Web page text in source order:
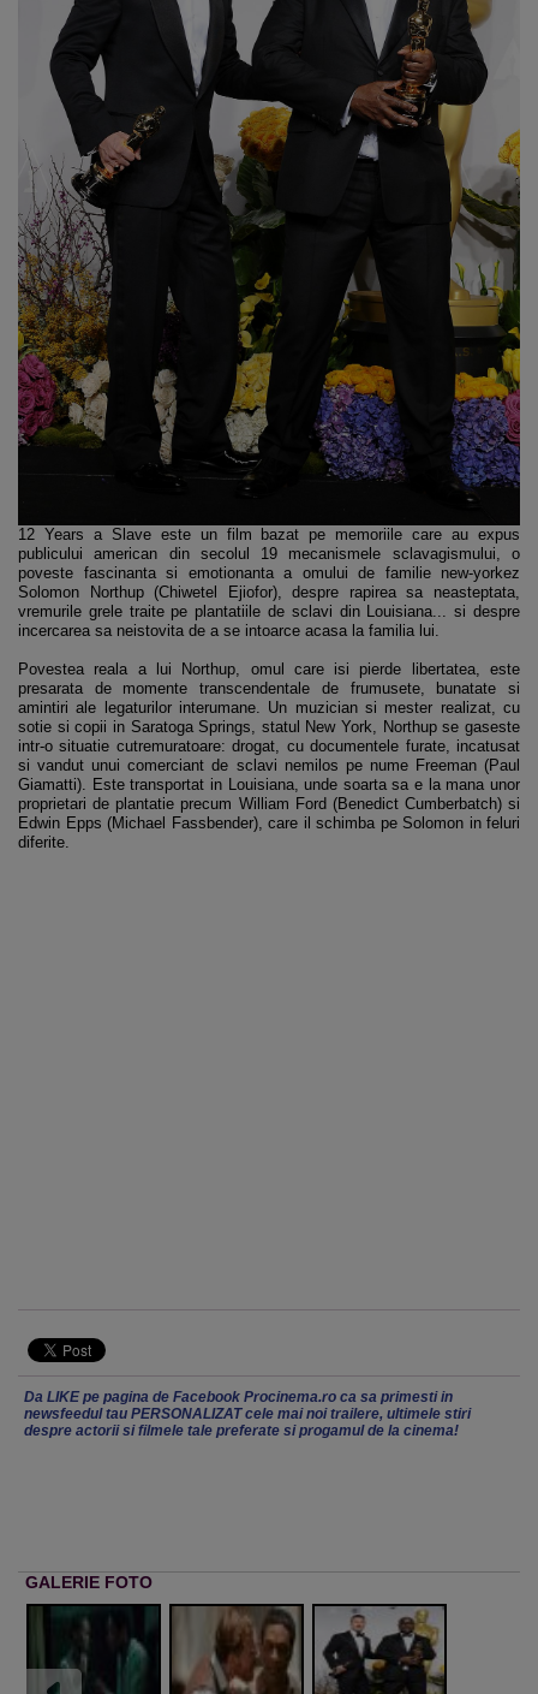
12 Years a Slave este un film bazat pe memoriile care au expus
publicului american din secolul 19 mecanismele sclavagismului, o
poveste fascinanta si emotionanta a omului de familie new-yorkez
Solomon Northup (Chiwetel Ejiofor), despre rapirea sa neasteptata,
vremurile grele traite pe plantatiile de sclavi din Louisiana... si despre
incercarea sa neistovita de a se intoarce acasa la familia lui.
Povestea reala a lui Northup, omul care isi pierde libertatea, este
presarata de momente transcendentale de frumusete, bunatate si
amintiri ale legaturilor interumane. Un muzician si mester realizat, cu
sotie si copii in Saratoga Springs, statul New York, Northup se gaseste
intr-o situatie cutremuratoare: drogat, cu documentele furate, incatusat
si vandut unui comerciant de sclavi nemilos pe nume Freeman (Paul
Giamatti). Este transportat in Louisiana, unde soarta sa e la mana unor
proprietari de plantatie precum William Ford (Benedict Cumberbatch) si
Edwin Epps (Michael Fassbender), care il schimba pe Solomon in feluri
diferite.
Da LIKE pe pagina de Facebook Procinema.ro ca sa primesti in
newsfeedul tau PERSONALIZAT cele mai noi trailere, ultimele stiri
despre actorii si filmele tale preferate si progamul de la cinema!
GALERIE FOTO